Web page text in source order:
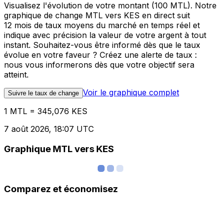
Visualisez l'évolution de votre montant (100 MTL). Notre
graphique de change MTL vers KES en direct suit
12 mois de taux moyens du marché en temps réel et
indique avec précision la valeur de votre argent à tout
instant. Souhaitez-vous être informé dès que le taux
évolue en votre faveur ? Créez une alerte de taux :
nous vous informerons dès que votre objectif sera
atteint.
Suivre le taux de change Voir le graphique complet
1 MTL = 345,076 KES
7 août 2026, 18:07 UTC
Graphique MTL vers KES
Comparez et économisez